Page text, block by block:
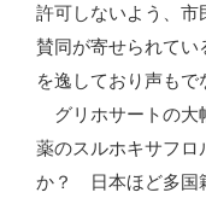
許可しないよう、市
賛同が寄せられてい
を逸しており声もで
グリホサートの大
薬のスルホキサフロ
か？ 日本ほど多国